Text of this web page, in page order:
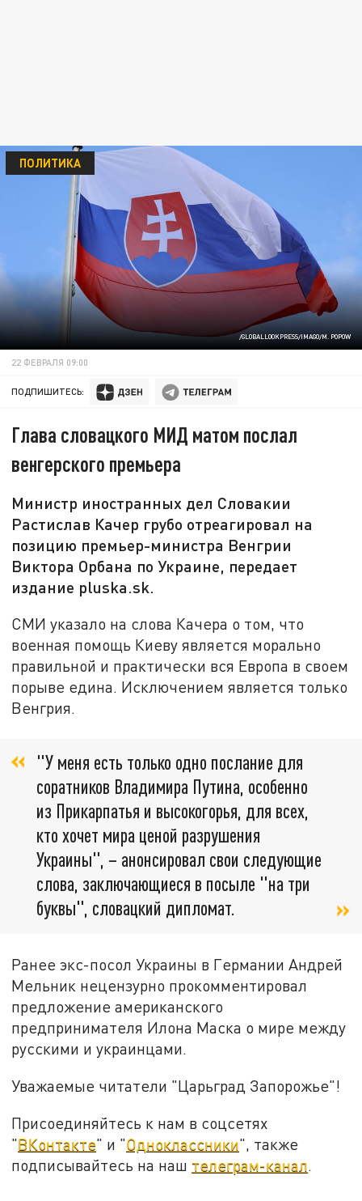
/GLOBALLOOKPRESS/IMAGO/M. POPOW
ПОЛИТИКА
22 ФЕВРАЛЯ 09:00
ПОДПИШИТЕСЬ:
Глава словацкого МИД матом послал
венгерского премьера
Министр иностранных дел Словакии
Растислав Качер грубо отреагировал на
позицию премьер-министра Венгрии
Виктора Орбана по Украине, передает
издание pluska.sk.
СМИ указало на слова Качера о том, что
военная помощь Киеву является морально
правильной и практически вся Европа в своем
порыве едина. Исключением является только
Венгрия.
"У меня есть только одно послание для
соратников Владимира Путина, особенно
из Прикарпатья и высокогорья, для всех,
кто хочет мира ценой разрушения
Украины", – анонсировал свои следующие
слова, заключающиеся в посыле "на три
буквы", словацкий дипломат.
Ранее экс-посол Украины в Германии Андрей
Мельник нецензурно прокомментировал
предложение американского
предпринимателя Илона Маска о мире между
русскими и украинцами.
Уважаемые читатели "Царьград Запорожье"!
Присоединяйтесь к нам в соцсетях
"ВКонтакте" и "Одноклассники", также
подписывайтесь на наш телеграм-канал.